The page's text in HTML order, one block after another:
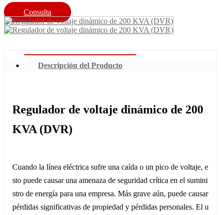
Consulta
Descripción del Producto
Regulador de voltaje dinámico de 200
KVA (DVR)
Cuando la línea eléctrica sufre una caída o un pico de voltaje, e
sto puede causar una amenaza de seguridad crítica en el sumini
stro de energía para una empresa. Más grave aún, puede causar
pérdidas significativas de propiedad y pérdidas personales. El u